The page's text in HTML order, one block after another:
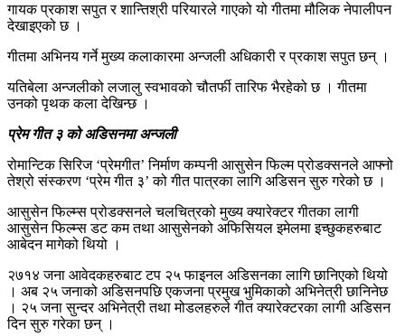
गायक प्रकाश सपुत र शान्तिश्री परियारले गाएको यो गीतमा मौलिक नेपालीपन
देखाइएको छ ।
गीतमा अभिनय गर्ने मुख्य कलाकारमा अन्जली अधिकारी र प्रकाश सपुत छन् ।
यतिबेला अन्जलीको लजालु स्वभावको चौतर्फी तारिफ भैरहेको छ । गीतमा
उनको पृथक कला देखिन्छ ।
प्रेम गीत ३ को अडिसनमा अन्जली
रोमान्टिक सिरिज ‘प्रेमगीत’ निर्माण कम्पनी आसुसेन फिल्म प्रोडक्सनले आफ्नो
तेश्रो संस्करण ‘प्रेम गीत ३’ को गीत पात्रका लागि अडिसन सुरु गरेको छ ।
आसुसेन फिल्म्स प्रोडक्सनले चलचित्रको मुख्य क्यारेक्टर गीतका लागी
आसुसेन फिल्म्स डट कम तथा आसुसेनको अफिसियल इमेलमा इच्छुकहरुबाट
आबेदन मागेको थियो ।
२७१४ जना आवेदकहरुबाट टप २५ फाइनल अडिसनका लागि छानिएको थियो
। अब २५ जनाको अडिसनपछि एकजना प्रमुख भुमिकाको अभिनेत्री छानिनेछ
। २५ जना सुन्दर अभिनेत्री तथा मोडलहरुले गीत क्यारेक्टरका लागी अडिसन
दिन सुरु गरेका छन् ।